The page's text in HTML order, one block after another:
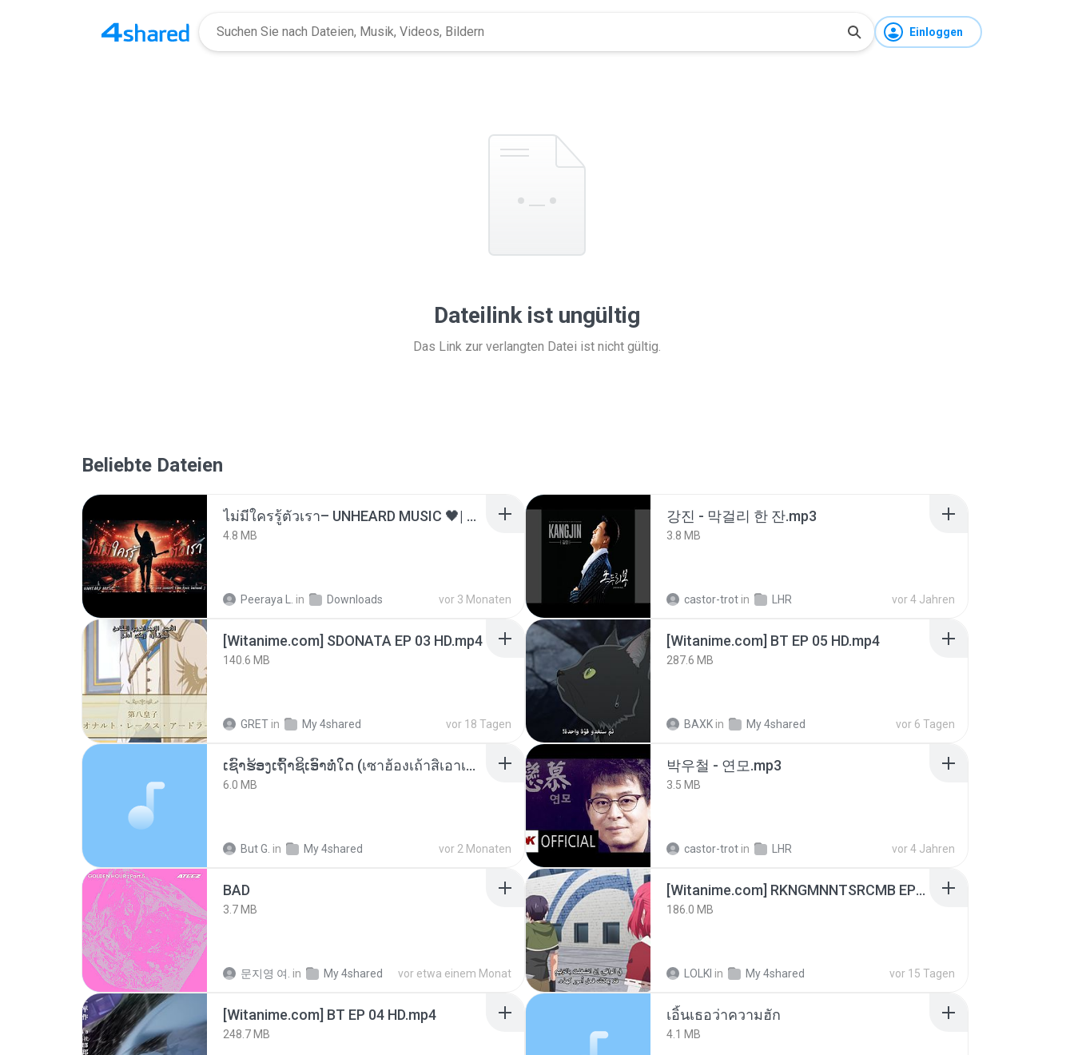
Einloggen
Dateilink ist ungültig
Das Link zur verlangten Datei ist nicht gültig.
Beliebte Dateien
ไม่มีใครรู้ตัวเรา– UNHEARD MUSIC 🖤| Official Lyric Video | เพลงสู้ชีวิต
4.8 MB
Peeraya L. in Downloads vor 3 Monaten
강진 - 막걸리 한 잔.mp3
3.8 MB
castor-trot in LHR vor 4 Jahren
[Witanime.com] SDONATA EP 03 HD.mp4
140.6 MB
GRET in My 4shared vor 18 Tagen
[Witanime.com] BT EP 05 HD.mp4
287.6 MB
BAXK in My 4shared vor 6 Tagen
ເຊົາຮ້ອງເຖົ້າຊິເອົາທໍ່ໃດ (เซาฮ้องเถ้าสิเอาเท่าใด) ບຸນເກີດ ຫນູຫ່ວງ ft. ໂສພາ ຈຸນທະລາ
6.0 MB
But G. in My 4shared vor 2 Monaten
박우철 - 연모.mp3
3.5 MB
castor-trot in LHR vor 4 Jahren
BAD
3.7 MB
문지영 여. in My 4shared vor etwa einem Monat
[Witanime.com] RKNGMNNTSRCMB EP 05 HD.mp4
186.0 MB
LOLKI in My 4shared vor 15 Tagen
[Witanime.com] BT EP 04 HD.mp4
248.7 MB
เอิ้นเธอว่าความฮัก
4.1 MB